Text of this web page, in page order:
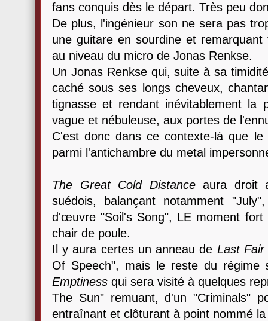
fans conquis dès le départ. Très peu
De plus, l'ingénieur son ne sera pas
une guitare en sourdine et
au niveau du micro de Jonas Renkse.
Un Jonas Renkse qui, suite à sa
caché sous ses longs cheveux,
tignasse et rendant inévitablement la
vague et nébuleuse, aux portes de
C'est donc dans ce contexte-là que
parmi l'antichambre du metal
The Great Cold Distanceaura droit
suédois, balançant notamment
d'œuvre "Soil's Song", LE moment
chair de poule.
Il y aura certes un anneau de Last Fair
Of Speech", mais le reste du
Emptiness qui sera visité à quelques
The Sun" remuant, d'un "Criminals"
entraînant et clôturant à point nommé